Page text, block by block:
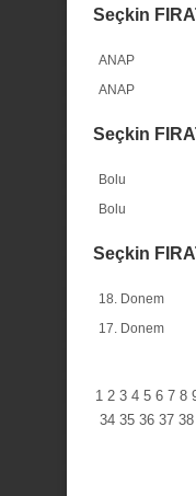
Seçkin
ANAP
ANAP
Seçkin
Bolu
Bolu
Seçkin
18. Donem
17. Donem
1 2 3 4 5 6 7 8
34 35 36 37 38